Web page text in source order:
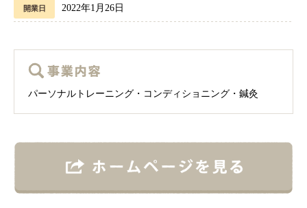
開業日 2022年1月26日
パーソナルトレーニング・コンディショニング・鍼灸